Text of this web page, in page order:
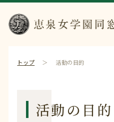
トップ 活動の目的
活動の目的